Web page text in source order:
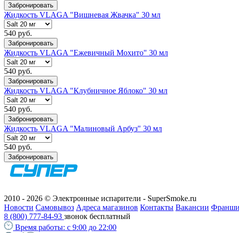
Забронировать
Жидкость VLAGA "Вишневая Жвачка" 30 мл
540 руб.
Забронировать
Жидкость VLAGA "Ежевичный Мохито" 30 мл
540 руб.
Забронировать
Жидкость VLAGA "Клубничное Яблоко" 30 мл
540 руб.
Забронировать
Жидкость VLAGA "Малиновый Арбуз" 30 мл
540 руб.
Забронировать
2010 - 2026 © Электронные испарители - SuperSmoke.ru
Новости Самовывоз Адреса магазинов Контакты Вакансии
8 (800) 777-84-93 звонок бесплатный
Время работы: с 9:00 до 22:00